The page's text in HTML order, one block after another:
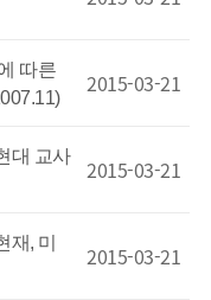
따른
2015-03-21
대 교사
2015-03-21
재, 미
2015-03-21